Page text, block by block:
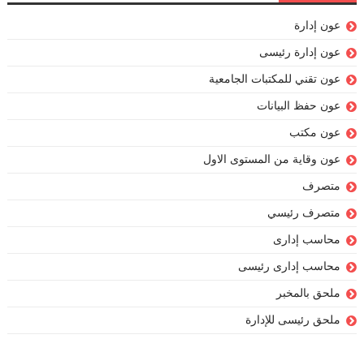
عون إدارة
عون إدارة رئيسى
عون تقني للمكتبات الجامعية
عون حفظ البيانات
عون مكتب
عون وقاية من المستوى الاول
متصرف
متصرف رئيسي
محاسب إدارى
محاسب إدارى رئيسى
ملحق بالمخبر
ملحق رئيسى للإدارة